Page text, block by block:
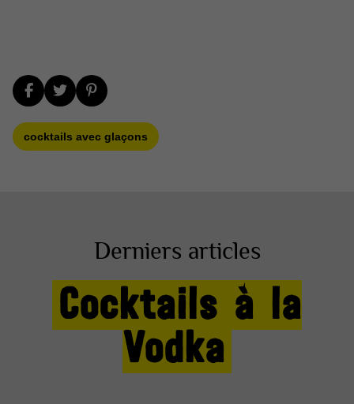
cocktails avec glaçons
Derniers articles
Cocktails à la
Vodka